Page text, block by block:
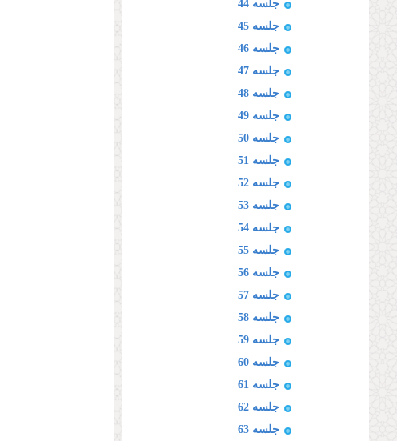
جلسه 44
جلسه 45
جلسه 46
جلسه 47
جلسه 48
جلسه 49
جلسه 50
جلسه 51
جلسه 52
جلسه 53
جلسه 54
جلسه 55
جلسه 56
جلسه 57
جلسه 58
جلسه 59
جلسه 60
جلسه 61
جلسه 62
جلسه 63